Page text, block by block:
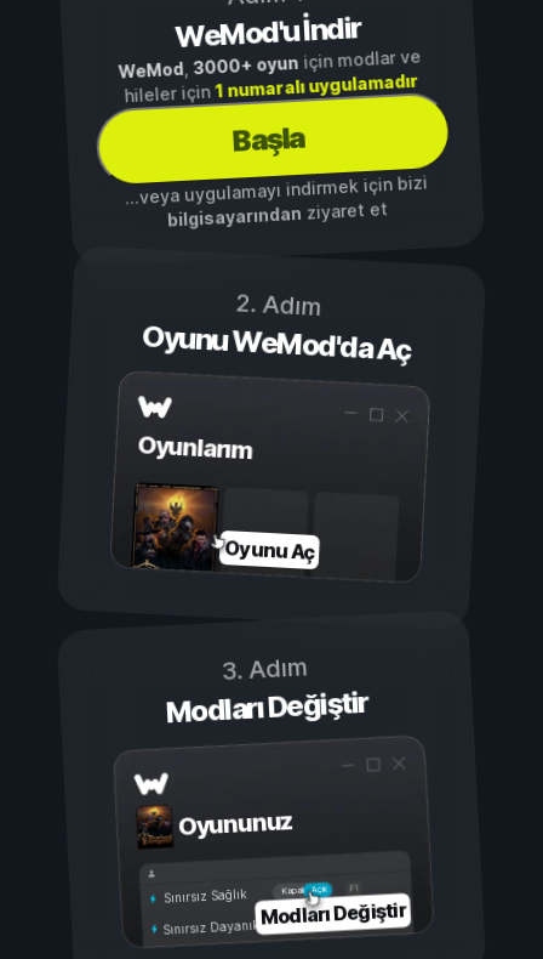
WeMod'u İndir
WeMod,3000+ oyuniçin modlar ve
hileler için1 numaralı uygulamadır
Başla
...veya uygulamayı indirmek için bizi
bilgisayarından ziyaret et
2. Adım
Oyunu WeMod'da Aç
Oyunlarım
Oyunu Aç
3. Adım
Modları Değiştir
Oyununuz
Açık
Kapalı
Sınırsız Sağlık
Sınırsız DayanıklılıkModları Değiştir